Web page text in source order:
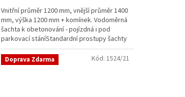
Vnitřní průměr 1200 mm, vnější průměr 1400
mm, výška 1200 mm + komínek. Vodoměrná
šachta k obetonování - pojízdná i pod
parkovací stáníStandardní prostupy šachty
DN32 (jiné na...
Doprava Zdarma Kód: 1524/21